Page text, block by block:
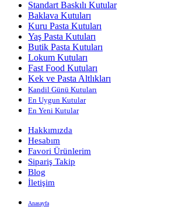
Standart Baskılı Kutular
Baklava Kutuları
Kuru Pasta Kutuları
Yaş Pasta Kutuları
Butik Pasta Kutuları
Lokum Kutuları
Fast Food Kutuları
Kek ve Pasta Altlıkları
Kandil Günü Kutuları
En Uygun Kutular
En Yeni Kutular
Hakkımızda
Hesabım
Favori Ürünlerim
Sipariş Takip
Blog
İletişim
Anasayfa